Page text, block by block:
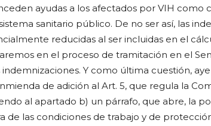
ayudas a los afectados por VIH como
sanitario público. De no ser así, las
reducidas al ser incluidas en el
en el proceso de tramitación en el
indemnizaciones. Y como última cuestión,
de adición al Art. 5, que regula la
al apartado b) un párrafo, que abre, la
de las condiciones de trabajo y de